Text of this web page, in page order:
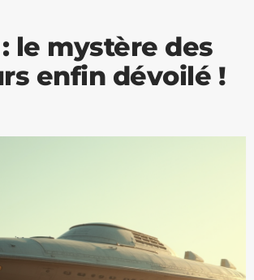
le mystère des
enfin dévoilé !